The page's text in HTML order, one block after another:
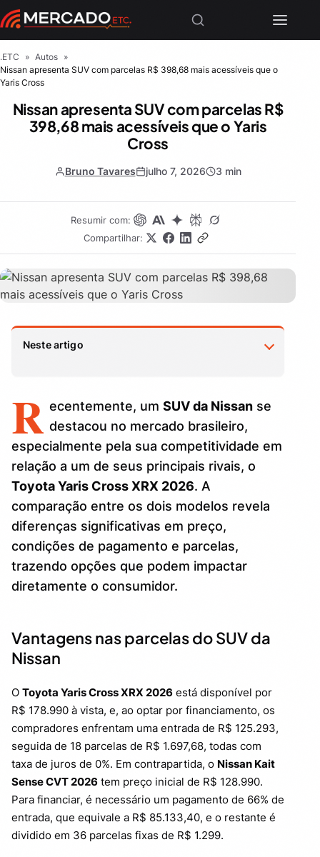
.ETC » Autos »
Nissan apresenta SUV com parcelas R$ 398,68 mais acessíveis que o
Yaris Cross
Nissan apresenta SUV com parcelas R$
398,68 mais acessíveis que o Yaris
Cross
Bruno Tavares julho 7, 2026 3 min
Resumir com:
Compartilhar:
Neste artigo
2. Diferenças relevantes nos preços à vista
3. Características do Nissan Kait Sense
4.
Custos associados ao financiamento com
taxa zero
R ecentemente, um SUV da Nissanse
destacou no mercado brasileiro,
especialmente pela sua competitividade em
relação a um de seus principais rivais, o
Toyota Yaris Cross XRX 2026. A
comparação entre os dois modelos revela
diferenças significativas em preço,
condições de pagamento e parcelas,
trazendo opções que podem impactar
diretamente o consumidor.
Vantagens nas parcelas do SUV da
Nissan
O Toyota Yaris Cross XRX 2026 está disponível por
R$ 178.990 à vista, e, ao optar por financiamento, os
compradores enfrentam uma entrada de R$ 125.293,
seguida de 18 parcelas de R$ 1.697,68, todas com
taxa de juros de 0%. Em contrapartida, o Nissan Kait
Sense CVT 2026 tem preço inicial de R$ 128.990.
Para financiar, é necessário um pagamento de 66% de
entrada, que equivale a R$ 85.133,40, e o restante é
dividido em 36 parcelas fixas de R$ 1.299.